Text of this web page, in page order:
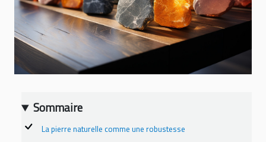
Sommaire
La pierre naturelle comme une robustesse